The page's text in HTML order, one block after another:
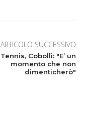
ARTICOLO SUCCESSIVO
Tennis, Cobolli: "E’ un
momento che non
dimenticherò"